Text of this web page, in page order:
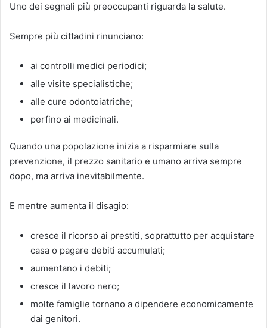
Uno dei segnali più preoccupanti riguarda la salute.
Sempre più cittadini rinunciano:
ai controlli medici periodici;
alle visite specialistiche;
alle cure odontoiatriche;
perfino ai medicinali.
Quando una popolazione inizia a risparmiare sulla
prevenzione, il prezzo sanitario e umano arriva sempre
dopo, ma arriva inevitabilmente.
E mentre aumenta il disagio:
cresce il ricorso ai prestiti, soprattutto per acquistare
casa o pagare debiti accumulati;
aumentano i debiti;
cresce il lavoro nero;
molte famiglie tornano a dipendere economicamente
dai genitori.